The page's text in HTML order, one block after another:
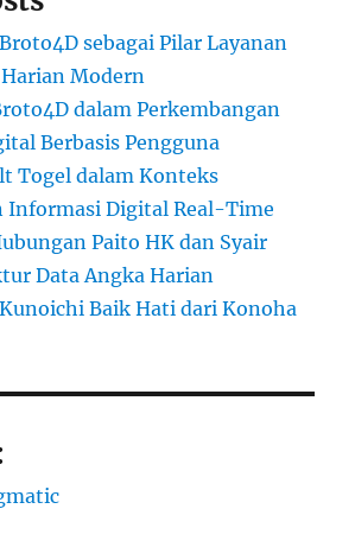
sebagai Pilar Layanan
Modern
dalam Perkembangan
Berbasis Pengguna
Togel dalam Konteks
Informasi Digital Real-Time
Paito HK dan Syair
Data Angka Harian
Baik Hati dari Konoha